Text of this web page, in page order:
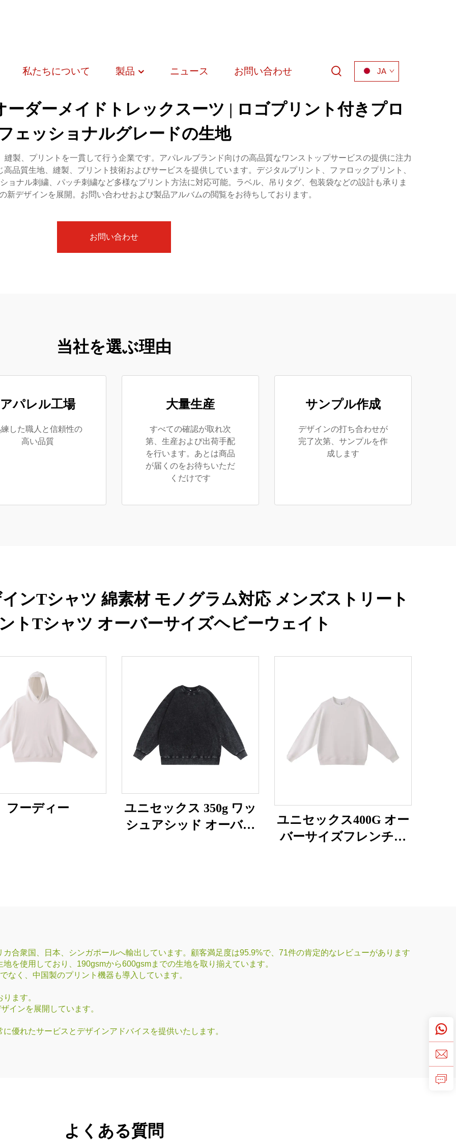
私たちについて 製品 ニュース お問い合わせ JA
ダーメイドトレックスーツ | ロゴプリント付きプロ
ェッショナルグレードの生地
製、プリントを一貫して行う企業です。アパレルブランド向けの高品質なワンストップサービスの提供に注力
品質生地、縫製、プリント技術およびサービスを提供しています。デジタルプリント、ファロックプリント、
ョナル刺繍、パッチ刺繍など多様なプリント方法に対応可能。ラベル、吊りタグ、包装袋などの設計も承りま
新デザインを展開。お問い合わせおよび製品アルバムの閲覧をお待ちしております。
お問い合わせ
当社を選ぶ理由
アパレル工場
した職人と信頼性の
高い品質
大量生産
すべての確認が取れ次
第、生産および出荷手配
を行います。あとは商品
が届くのをお待ちいただ
くだけです
サンプル作成
デザインの打ち合わせが
完了次第、サンプルを作
成します
ンTシャツ 綿素材 モノグラム対応 メンズストリート
トTシャツ オーバーサイズヘビーウェイト
フーディー
ユニセックス 350g ワッ
シュアシッド オーバー
ユニセックス400G オー
バーサイズフレンチテ
合衆国、日本、シンガポールへ輸出しています。顧客満足度は95.9%で、71件の肯定的なレビューがあります
を使用しており、190gsmから600gsmまでの生地を取り揃えています。
なく、中国製のプリント機器も導入しています。
ます。
インを展開しています。
優れたサービスとデザインアドバイスを提供いたします。
よくある質問